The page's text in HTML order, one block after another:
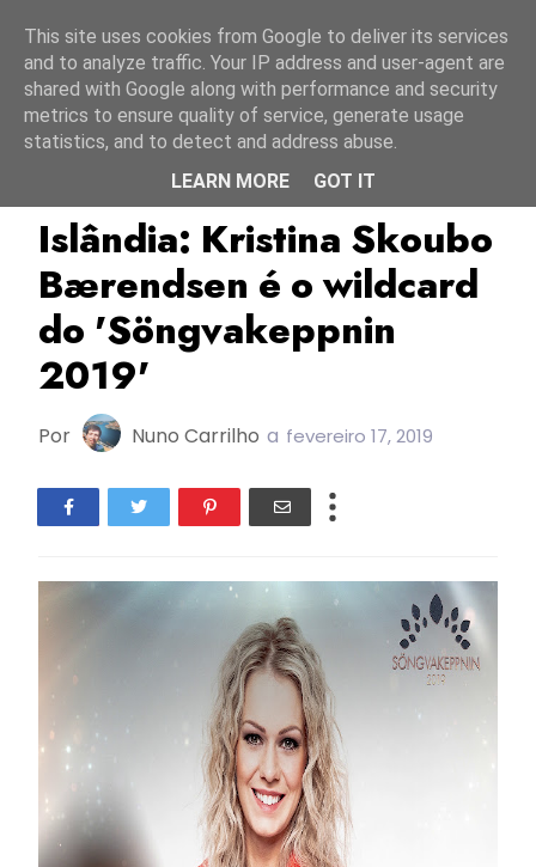
Islândia RÚV
Islândia: Kristina Skoubo
Bærendsen é o wildcard
do 'Söngvakeppnin
2019'
Por Nuno Carrilho a fevereiro 17, 2019
This site uses cookies from Google to deliver its services
and to analyze traffic. Your IP address and user-agent are
shared with Google along with performance and security
metrics to ensure quality of service, generate usage
statistics, and to detect and address abuse.
LEARN MORE
GOT IT